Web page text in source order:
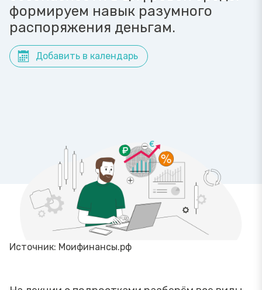
формируем навык разумного
распоряжения деньгам.
Добавить в календарь
Источник: Моифинансы.рф